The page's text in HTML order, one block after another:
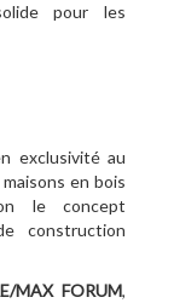
pour les
exclusivité au
en bois
le concept
construction
MAX FORUM,